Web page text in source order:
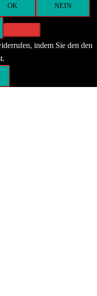
OK NEIN
indem Sie den den